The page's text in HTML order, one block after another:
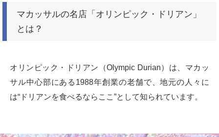
マカッサルの名店「オリンピック・ドリアン」
とは？
オリンピック・ドリアン（Olympic Durian）は、マカッ
サル中心部にある1988年創業の老舗で、地元の人々に
は“ドリアンを食べるならここ”として知られています。